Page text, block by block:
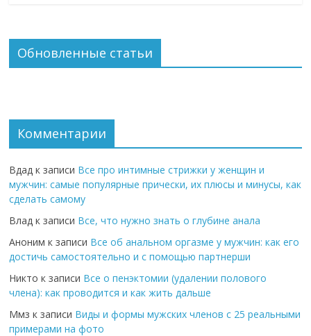
Обновленные статьи
Комментарии
Вдад к записи Все про интимные стрижки у женщин и
мужчин: самые популярные прически, их плюсы и минусы, как
сделать самому
Влад к записи Все, что нужно знать о глубине анала
Аноним к записи Все об анальном оргазме у мужчин: как его
достичь самостоятельно и с помощью партнерши
Никто к записи Все о пенэктомии (удалении полового
члена): как проводится и как жить дальше
Ммз к записи Виды и формы мужских членов с 25 реальными
примерами на фото